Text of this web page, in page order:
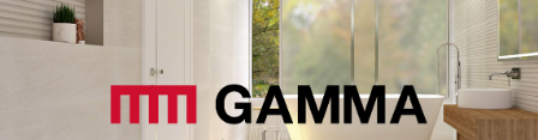
Saltar
al